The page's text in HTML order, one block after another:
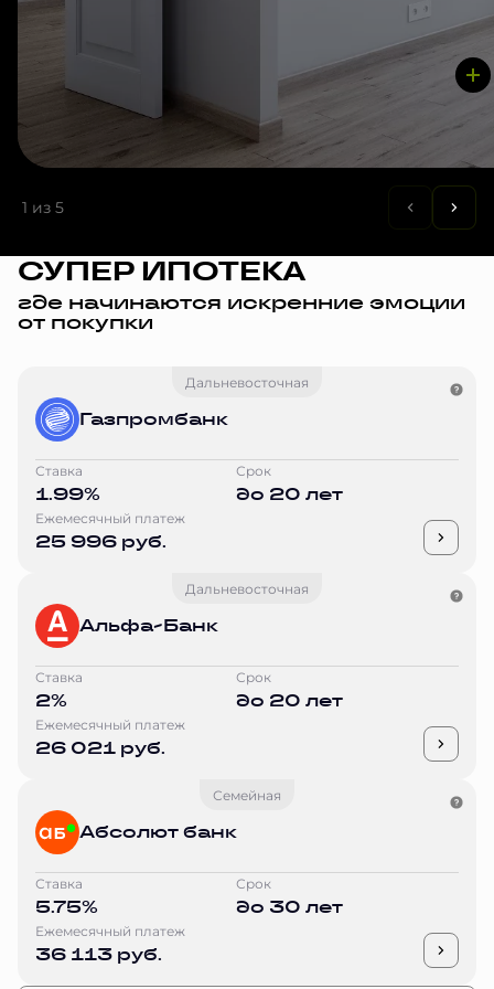
1 из 5
СУПЕР ИПОТЕКА
где начинаются искренние эмоции
от покупки
Дальневосточная
Газпромбанк
Ставка
1.99%
Срок
до 20 лет
Ежемесячный платеж
25 996 руб.
Дальневосточная
Альфа-Банк
Ставка
2%
Срок
до 20 лет
Ежемесячный платеж
26 021 руб.
Семейная
Абсолют банк
Ставка
5.75%
Срок
до 30 лет
Ежемесячный платеж
36 113 руб.